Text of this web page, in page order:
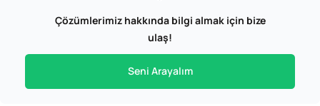
Çözümlerimiz hakkında bilgi almak için bize
ulaş!
Seni Arayalım